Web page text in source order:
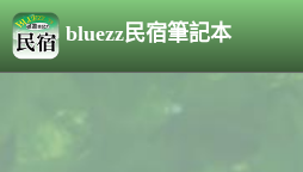
bluezz民宿筆記本